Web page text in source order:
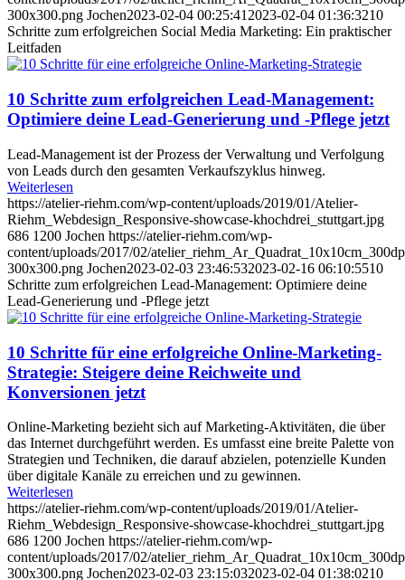
300x300.png Jochen2023-02-04 00:25:41 2023-02-04 01:36:3210
Schritte zum erfolgreichen Social Media Marketing: Ein praktischer
Leitfaden
10 Schritte zum erfolgreichen Lead-Management:
Optimiere deine Lead-Generierung und -Pflege jetzt
Lead-Management ist der Prozess der Verwaltung und Verfolgung
von Leads durch den gesamten Verkaufszyklus hinweg.
Weiterlesen
https://atelier-riehm.com/wp-content/uploads/2019/01/Atelier-
Riehm_Webdesign_Responsive-showcase-khochdrei_stuttgart.jpg
686 1200 Jochen https://atelier-riehm.com/wp-
content/uploads/2017/02/
300x300.png Jochen2023-02-03 23:46:532023-02-16 06:10:5510
Schritte zum erfolgreichen Lead-Management: Optimiere deine
Lead-Generierung und -Pflege jetzt
10 Schritte für eine erfolgreiche Online-Marketing-
Strategie: Steigere deine Reichweite und
Konversionen jetzt
Online-Marketing bezieht sich auf Marketing-Aktivitäten, die über
das Internet durchgeführt werden. Es umfasst eine breite Palette von
Strategien und Techniken, die darauf abzielen, potenzielle Kunden
über digitale Kanäle zu erreichen und zu gewinnen.
Weiterlesen
https://atelier-riehm.com/wp-content/uploads/2019/01/Atelier-
Riehm_Webdesign_Responsive-showcase-khochdrei_stuttgart.jpg
686 1200 Jochen https://atelier-riehm.com/wp-
content/uploads/2017/02/
300x300.png Jochen2023-02-03 23:15:032023-02-04 01:38:0210